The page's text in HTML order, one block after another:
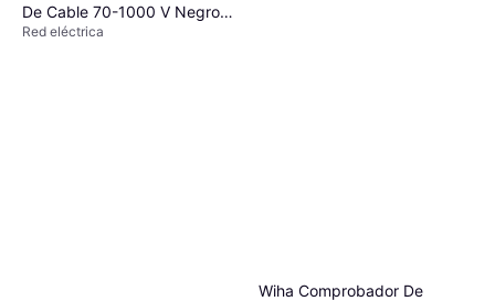
De Cable 70-1000 V Negro
Rojo
Red eléctrica
Wiha Comprobador De